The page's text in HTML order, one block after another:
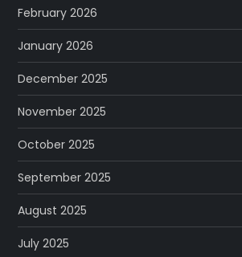
February 2026
January 2026
December 2025
November 2025
October 2025
September 2025
August 2025
July 2025